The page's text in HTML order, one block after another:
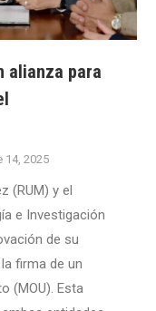
alianza para
14, 2025
(RUM) y el
e Investigación
de su
firma de un
(MOU). Esta